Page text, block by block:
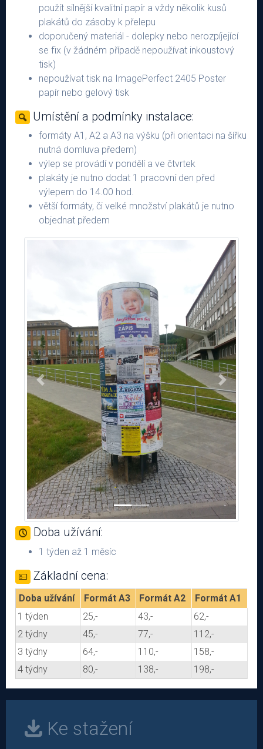
použít silnější kvalitní papír a vždy několik kusů
plakátů do zásoby k přelepu
doporučený materiál - dolepky nebo nerozpíjející
se fix (v žádném případě nepoužívat inkoustový
tisk)
nepoužívat tisk na ImagePerfect 2405 Poster
papír nebo gelový tisk
Umístění a podmínky instalace:
formáty A1, A2 a A3 na výšku (při orientaci na šířku
nutná domluva předem)
výlep se provádí v pondělí a ve čtvrtek
plakáty je nutno dodat 1 pracovní den před
výlepem do 14.00 hod.
větší formáty, či velké množství plakátů je nutno
objednat předem
Doba užívání:
1 týden až 1 měsíc
Základní cena:
Doba užívání Formát A3 Formát A2
Formát A1
1 týden
25,- 43,-
62,-
2 týdny
45,- 77,-
112,-
3 týdny
64,- 110,-
158,-
4 týdny
80,- 138,- 198,-
Ke stažení